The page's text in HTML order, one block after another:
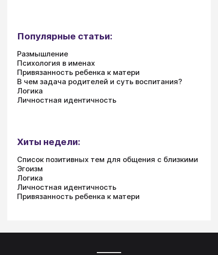
Популярные статьи:
Размышление
Психология в именах
Привязанность ребенка к матери
В чем задача родителей и суть воспитания?
Логика
Личностная идентичность
Хиты недели:
Список позитивных тем для общения с близкими
Эгоизм
Логика
Личностная идентичность
Привязанность ребенка к матери